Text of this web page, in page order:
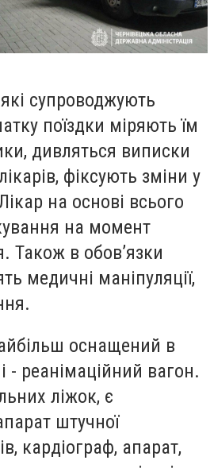
супроводжують
поїздки міряють їм
дивляться виписки
фіксують зміни у
на основі всього
на момент
Також в обовʼязки
медичні маніпуляції,
оснащений в
- реанімаційний вагон.
ліжок, є
штучної
кардіограф, апарат,